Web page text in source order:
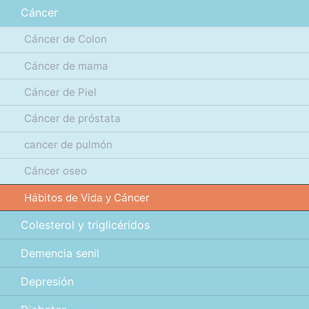
Cáncer
Cáncer de Colon
Cáncer de mama
Cáncer de Piel
Cáncer de próstata
cancer de pulmón
Cáncer oseo
Hábitos de Vida y Cáncer
Colesterol y triglicéridos
Demencia senil
Depresión